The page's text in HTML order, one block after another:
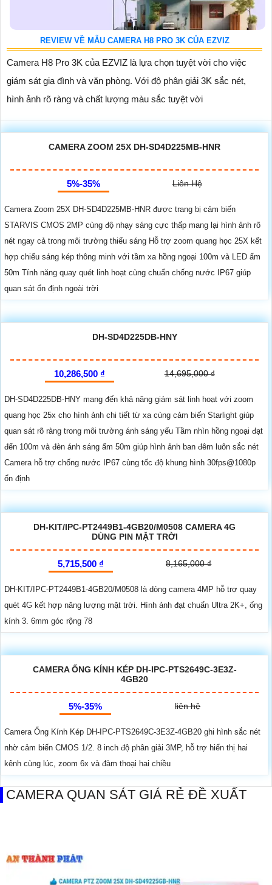
REVIEW VỀ MẪU CAMERA H8 PRO 3K CỦA EZVIZ
Camera H8 Pro 3K của EZVIZ là lựa chọn tuyệt vời cho việc
giám sát gia đình và văn phòng. Với độ phân giải 3K sắc nét,
hình ảnh rõ ràng và chất lượng màu sắc tuyệt vời
CAMERA ZOOM 25X DH-SD4D225MB-HNR
5%-35% Liên Hệ
Camera Zoom 25X DH-SD4D225MB-HNR được trang bị cảm biến
STARVIS CMOS 2MP cùng độ nhạy sáng cực thấp mang lại hình ảnh rõ
nét ngay cả trong môi trường thiếu sáng Hỗ trợ zoom quang học 25X kết
hợp chiếu sáng kép thông minh với tầm xa hồng ngoại 100m và LED ấm
50m Tính năng quay quét linh hoạt cùng chuẩn chống nước IP67 giúp
quan sát ổn định ngoài trời
DH-SD4D225DB-HNY
10,286,500 ₫ 14,695,000 ₫
DH-SD4D225DB-HNY mang đến khả năng giám sát linh hoạt với zoom
quang học 25x cho hình ảnh chi tiết từ xa cùng cảm biến Starlight giúp
quan sát rõ ràng trong môi trường ánh sáng yếu Tầm nhìn hồng ngoại đạt
đến 100m và đèn ánh sáng ấm 50m giúp hình ảnh ban đêm luôn sắc nét
Camera hỗ trợ chống nước IP67 cùng tốc độ khung hình 30fps@1080p
ổn định
DH-KIT/IPC-PT2449B1-4GB20/M0508 CAMERA 4G
DÙNG PIN MẶT TRỜI
5,715,500 ₫ 8,165,000 ₫
DH-KIT/IPC-PT2449B1-4GB20/M0508 là dòng camera 4MP hỗ trợ quay
quét 4G kết hợp năng lượng mặt trời. Hình ảnh đạt chuẩn Ultra 2K+, ống
kính 3. 6mm góc rộng 78
CAMERA ỐNG KÍNH KÉP DH-IPC-PTS2649C-3E3Z-
4GB20
5%-35% liên hệ
Camera Ống Kính Kép DH-IPC-PTS2649C-3E3Z-4GB20 ghi hình sắc nét
nhờ cảm biến CMOS 1/2. 8 inch độ phân giải 3MP, hỗ trợ hiển thị hai
kênh cùng lúc, zoom 6x và đàm thoại hai chiều
CAMERA QUAN SÁT GIÁ RẺ ĐỀ XUẤT